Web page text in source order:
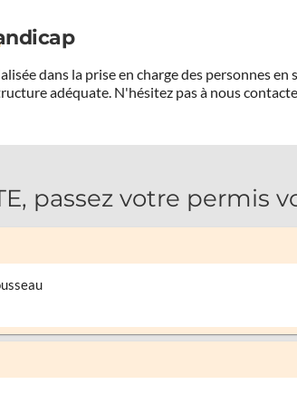
dans la prise en charge des personnes
adéquate. N'hésitez pas à nous
passez votre permis